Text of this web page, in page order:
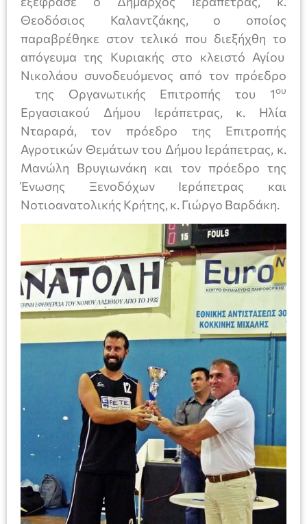
Θεοδόσιος Καλαντζάκης, ο οποίος
παραβρέθηκε στον τελικό που διεξήχθη το
απόγευμα της Κυριακής στο κλειστό Αγίου
Νικολάου συνοδευόμενος από τον πρόεδρο
της Οργανωτικής Επιτροπής του 1ου
Εργασιακού Δήμου Ιεράπετρας, κ. Ηλία
Νταραρά, τον πρόεδρο της Επιτροπής
Αγροτικών Θεμάτων του Δήμου Ιεράπετρας, κ.
Μανώλη Βρυγιωνάκη και τον πρόεδρο της
Ένωσης Ξενοδόχων Ιεράπετρας και
Νοτιοανατολικής Κρήτης, κ. Γιώργο Βαρδάκη.